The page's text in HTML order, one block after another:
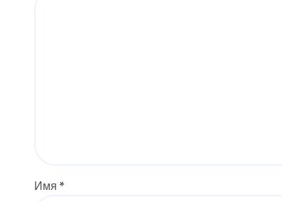
Имя *